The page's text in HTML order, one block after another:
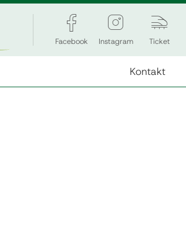
Facebook Instagram Ticket
Kontakt